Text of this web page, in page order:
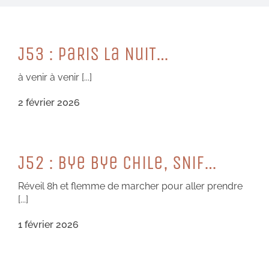
J53 : PaRiS La NuiT…
à venir à venir [...]
2 février 2026
J52 : Bye Bye CHiLe, SNiF…
Réveil 8h et flemme de marcher pour aller prendre
[...]
1 février 2026